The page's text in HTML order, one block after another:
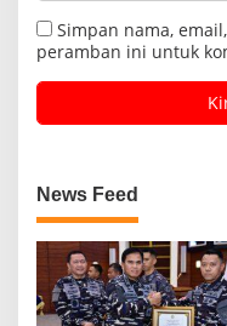
Simpan nama,
peramban ini untuk
News Feed